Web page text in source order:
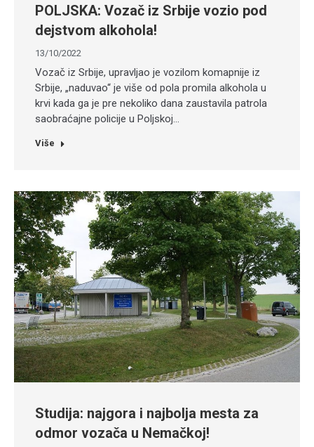
POLJSKA: Vozač iz Srbije vozio pod
dejstvom alkohola!
13/10/2022
Vozač iz Srbije, upravljao je vozilom komapnije iz
Srbije, „naduvao“ je više od pola promila alkohola u
krvi kada ga je pre nekoliko dana zaustavila patrola
saobraćajne policije u Poljskoj…
Više
Studija: najgora i najbolja mesta za
odmor vozača u Nemačkoj!